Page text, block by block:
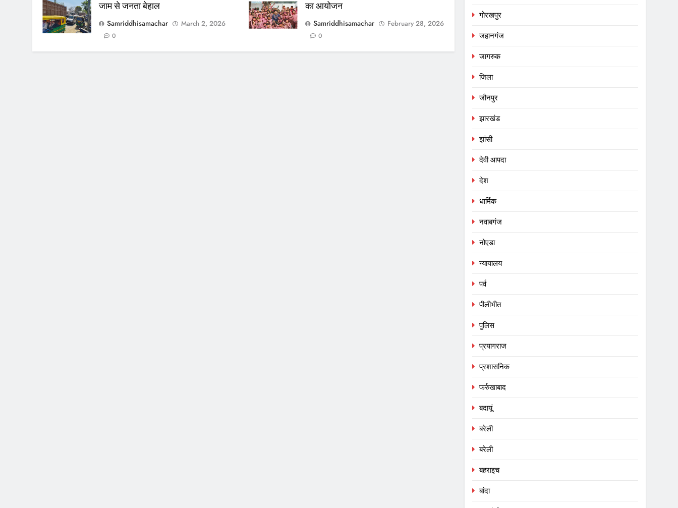
जाम से जनता बेहाल
Samriddhisamachar
March 2, 2026
0
का आयोजन
Samriddhisamachar
February 28, 2026
0
गोरखपुर
जहानगंज
जागरुक
जिला
जौनपुर
झारखंड
झांसी
देवी आपदा
देश
धार्मिक
नवाबगंज
नोएडा
न्यायालय
पर्व
पीलीभीत
पुलिस
प्रयागराज
प्रशासनिक
फर्रुखाबाद
बदायूं
बरेली
बरेली
बहराइच
बांदा